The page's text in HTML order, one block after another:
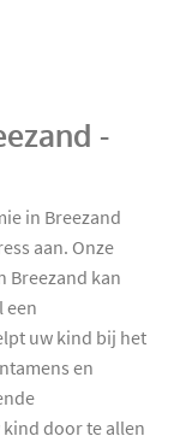
-
in Breezand
aan. Onze
Breezand kan
een
uw kind bij het
en
door te allen